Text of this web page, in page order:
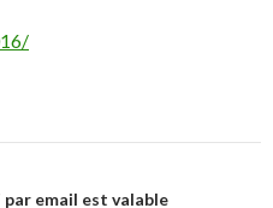
par email est valable